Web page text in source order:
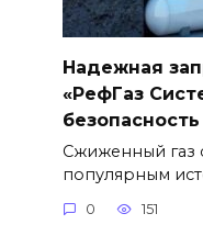
Надежная
«РефГаз
Сжиженный газ
популярным
0 151